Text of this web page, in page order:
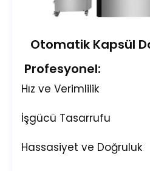
Otomatik Kapsül
Profesyonel:
Hız ve Verimlilik
İşgücü Tasarrufu
Hassasiyet ve Doğruluk